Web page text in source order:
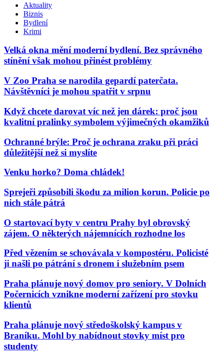
Aktuality
Biznis
Bydlení
Krimi
Velká okna mění moderní bydlení. Bez správného
stínění však mohou přinést problémy
V Zoo Praha se narodila gepardí paterčata.
Návštěvníci je mohou spatřit v srpnu
Když chcete darovat víc než jen dárek: proč jsou
kvalitní pralinky symbolem výjimečných okamžiků
Ochranné brýle: Proč je ochrana zraku při práci
důležitější než si myslíte
Venku horko? Doma chládek!
Sprejeři způsobili škodu za milion korun. Policie po
nich stále pátrá
O startovací byty v centru Prahy byl obrovský
zájem. O některých nájemnících rozhodne los
Před vězením se schovávala v kompostéru. Policisté
ji našli po pátrání s dronem i služebním psem
Praha plánuje nový domov pro seniory. V Dolních
Počernicích vznikne moderní zařízení pro stovku
klientů
Praha plánuje nový středoškolský kampus v
Braníku. Mohl by nabídnout stovky míst pro
studenty